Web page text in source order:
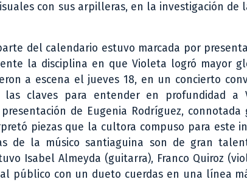
con sus arpilleras, en la investigación
del calendario estuvo marcada por
la disciplina en que Violeta logró mayor
a escena el jueves 18, en un concierto
las claves para entender en profundidad a
de Eugenia Rodríguez, connotada
piezas que la cultora compuso para este
de la músico santiaguina son de gran
Isabel Almeyda (guitarra), Franco Quiroz
público con un dueto cuerdas en una línea